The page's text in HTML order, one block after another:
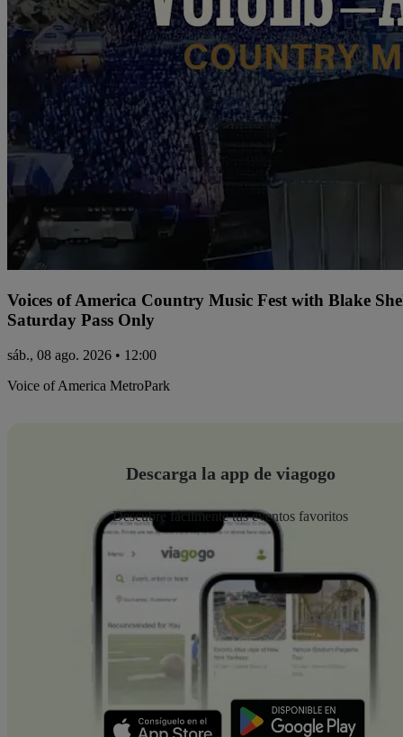
Voices of America Country Music Fest with Blake
Saturday Pass Only
sáb., 08 ago. 2026 • 12:00
Voice of America MetroPark
Descarga la app de viagogo
Descubre fácilmente tus eventos favoritos